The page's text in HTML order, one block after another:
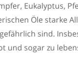
Eukalyptus,
Öle starke
sind.
und sogar zu